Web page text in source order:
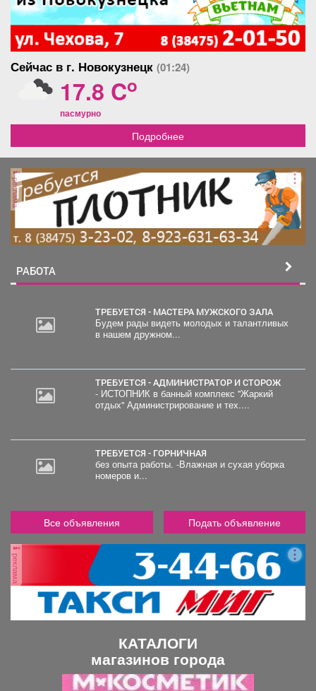
Сейчас в г. Новокузнецк (01:24)
17.8 Co
пасмурно
Подробнее
реклама
РАБОТА
ТРЕБУЕТСЯ - МАСТЕРА МУЖСКОГО ЗАЛА
Будем рады видеть молодых и талантливых
в нашем дружном...
ТРЕБУЕТСЯ - АДМИНИСТРАТОР И СТОРОЖ
- ИСТОПНИК в банный комплекс "Жаркий
отдых" Администрирование и тех....
ТРЕБУЕТСЯ - ГОРНИЧНАЯ
без опыта работы. -Влажная и сухая уборка
номеров и...
Все объявления Подать объявление
реклама
КАТАЛОГИ
магазинов города